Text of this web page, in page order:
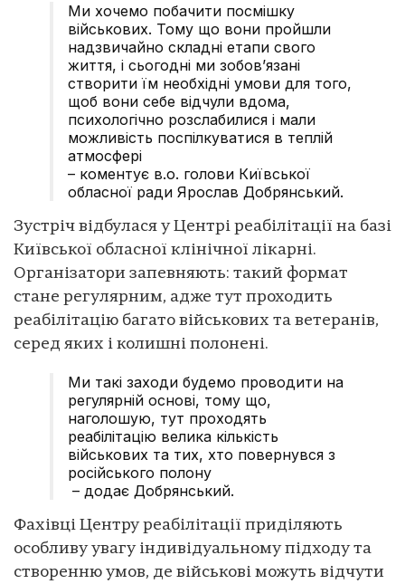
Ми хочемо побачити посмішку
військових. Тому що вони пройшли
надзвичайно складні етапи свого
життя, і сьогодні ми зобов’язані
створити їм необхідні умови для того,
щоб вони себе відчули вдома,
психологічно розслабилися і мали
можливість поспілкуватися в теплій
атмосфері
– коментує в.о. голови Київської
обласної ради Ярослав Добрянський.
Зустріч відбулася у Центрі реабілітації на базі
Київської обласної клінічної лікарні.
Організатори запевняють: такий формат
стане регулярним, адже тут проходить
реабілітацію багато військових та ветеранів,
серед яких і колишні полонені.
Ми такі заходи будемо проводити на
регулярній основі, тому що,
наголошую, тут проходять
реабілітацію велика кількість
військових та тих, хто повернувся з
російського полону
– додає Добрянський.
Фахівці Центру реабілітації приділяють
особливу увагу індивідуальному підходу та
створенню умов, де військові можуть відчути